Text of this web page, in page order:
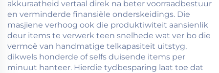
akkuraatheid vertaal direk na beter voorraadbestuur
en verminderde finansiële onderskeidings. Die
masjiene verhoog ook die produktiwiteit aansienlik
deur items te verwerk teen snelhede wat ver bo die
vermoë van handmatige telkapasiteit uitstyg,
dikwels honderde of selfs duisende items per
minuut hanteer. Hierdie tydbesparing laat toe dat